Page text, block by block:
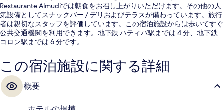
Restaurante Almudiでは朝食をお召し上がりいただけます。その他の人
気設備としてスナックバー / デリおよびテラスが備わっています。旅行
者は親切なスタッフを評価しています。この宿泊施設からは歩いてすぐ
公共交通機関を利用できます。地下鉄 ハティバ駅までは 4 分、地下鉄
コロン駅までは 6 分です。
この宿泊施設に関する詳細
概要